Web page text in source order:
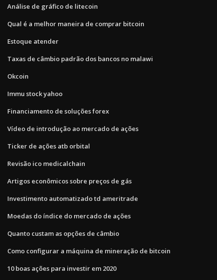
Análise de gráfico de litecoin
Qual é a melhor maneira de comprar bitcoin
Estoque atender
Taxas de câmbio padrão dos bancos no malawi
Okcoin
Immu stock yahoo
Financiamento de soluções forex
Vídeo de introdução ao mercado de ações
Ticker de ações atb orbital
Revisão ico medicalchain
Artigos econômicos sobre preços de gás
Investimento automatizado td ameritrade
Moedas do índice do mercado de ações
Quanto custam as opções de câmbio
Como configurar a máquina de mineração de bitcoin
10 boas ações para investir em 2020